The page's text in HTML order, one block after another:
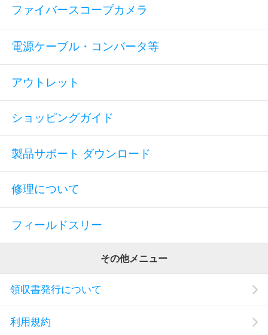
ファイバースコープカメラ
電源ケーブル・コンバータ等
アウトレット
ショッピングガイド
製品サポート ダウンロード
修理について
フィールドスリー
その他メニュー
領収書発行について
利用規約